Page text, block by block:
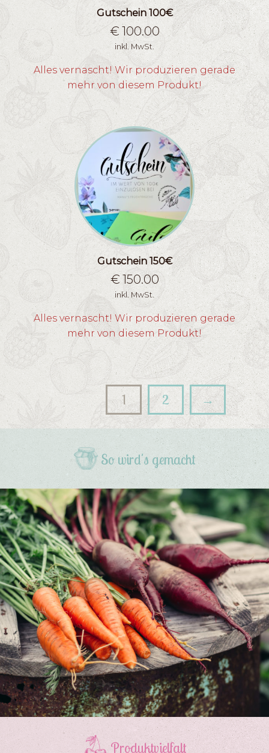
Gutschein 100€
€ 100.00
inkl. MwSt.
Alles vernascht! Wir produzieren gerade
mehr von diesem Produkt!
Gutschein 150€
€ 150.00
inkl. MwSt.
Alles vernascht! Wir produzieren gerade
mehr von diesem Produkt!
1 2 →
So wird's gemacht
Produktvielfalt